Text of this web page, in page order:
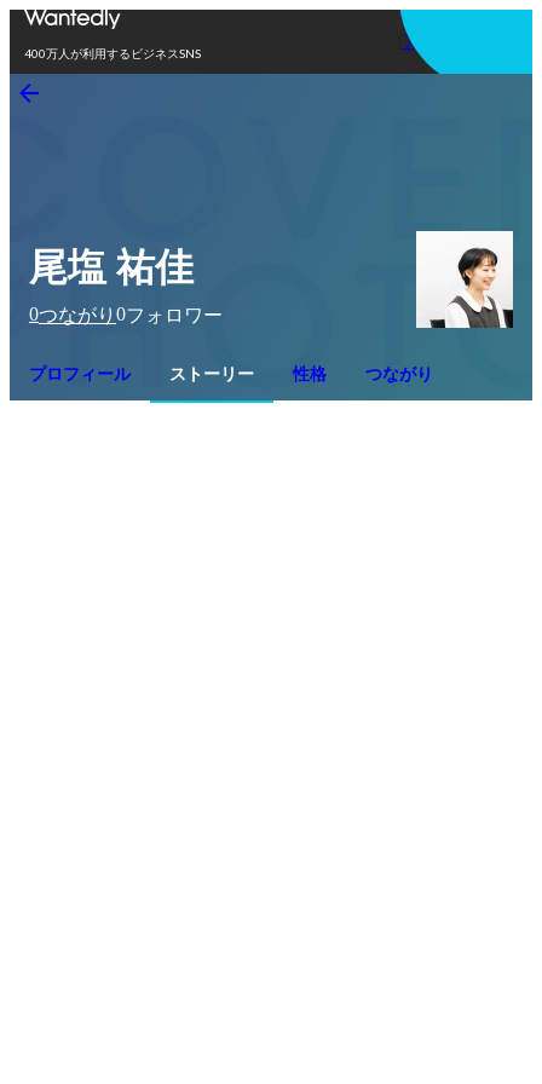
400万人が利用するビジネスSNS
アプリを使う
尾塩 祐佳
0つながり 0フォロワー
プロフィール ストーリー 性格 つながり